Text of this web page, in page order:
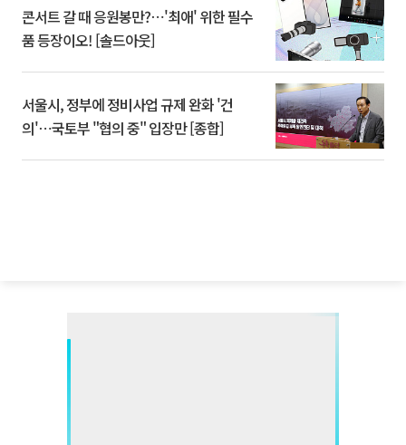
콘서트 갈 때 응원봉만?⋯'최애' 위한 필수
품 등장이오! [솔드아웃]
서울시, 정부에 정비사업 규제 완화 '건
의'⋯국토부 "협의 중" 입장만 [종합]